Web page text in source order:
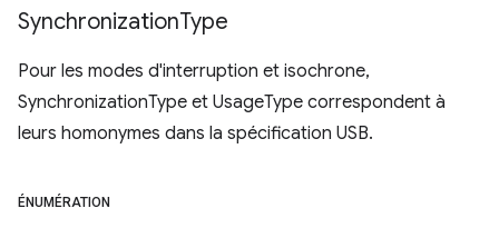
SynchronizationType
Pour les modes d'interruption et isochrone,
SynchronizationType et UsageType correspondent à
leurs homonymes dans la spécification USB.
ÉNUMÉRATION